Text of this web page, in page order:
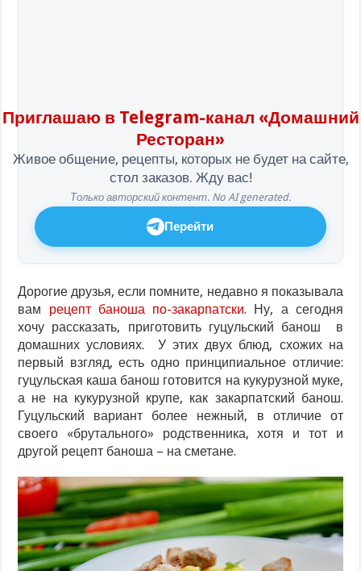
Приглашаю в Telegram-канал «Домашний
Ресторан»
Живое общение, рецепты, которых не будет на сайте,
стол заказов. Жду вас!
Только авторский контент. No AI generated.
Перейти
Дорогие друзья, если помните, недавно я показывала
вам рецепт баноша по-закарпатски. Ну, а сегодня
хочу рассказать, приготовить гуцульский банош в
домашних условиях. У этих двух блюд, схожих на
первый взгляд, есть одно принципиальное отличие:
гуцульская каша банош готовится на кукурузной муке,
а не на кукурузной крупе, как закарпатский банош.
Гуцульский вариант более нежный, в отличие от
своего «брутального» родственника, хотя и тот и
другой рецепт баноша – на сметане.